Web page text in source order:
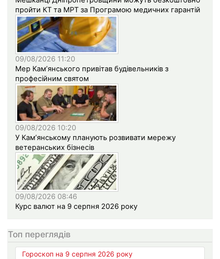
пройти КТ та МРТ за Програмою медичних гарантій
09/08/2026 11:20
Мер Кам’янського привітав будівельників з
професійним святом
09/08/2026 10:20
У Кам’янському планують розвивати мережу
ветеранських бізнесів
09/08/2026 08:46
Курс валют на 9 серпня 2026 року
Топ переглядів
Гороскоп на 9 серпня 2026 року